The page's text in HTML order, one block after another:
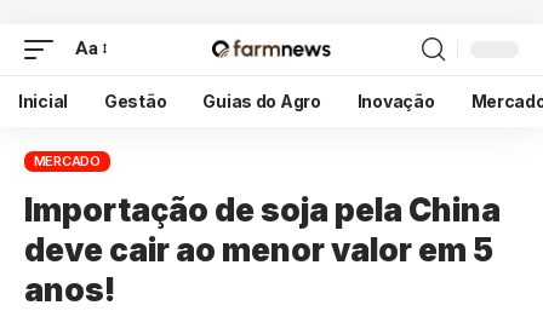
Aa
Inicial Gestão Guias do Agro Inovação
MERCADO
Importação de soja pela China
deve cair ao menor valor em 5
anos!